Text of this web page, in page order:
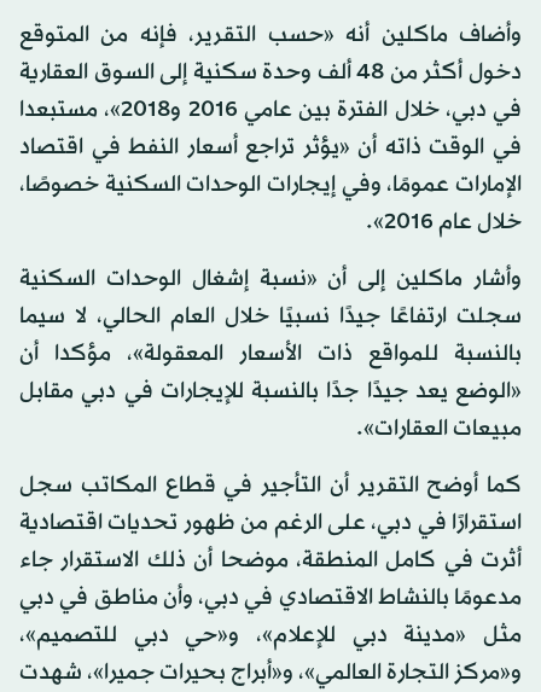
وأضاف ماكلين أنه «حسب التقرير، فإنه من المتوقع
دخول أكثر من 48 ألف وحدة سكنية إلى السوق العقارية
في دبي، خلال الفترة بين عامي 2016 و2018»، مستبعدا
في الوقت ذاته أن «يؤثر تراجع أسعار النفط في اقتصاد
الإمارات عمومًا، وفي إيجارات الوحدات السكنية خصوصًا،
خلال عام 2016».
وأشار ماكلين إلى أن «نسبة إشغال الوحدات السكنية
سجلت ارتفاعًا جيدًا نسبيًا خلال العام الحالي، لا سيما
بالنسبة للمواقع ذات الأسعار المعقولة»، مؤكدا أن
«الوضع يعد جيدًا جدًا بالنسبة للإيجارات في دبي مقابل
مبيعات العقارات».
كما أوضح التقرير أن التأجير في قطاع المكاتب سجل
استقرارًا في دبي، على الرغم من ظهور تحديات اقتصادية
أثرت في كامل المنطقة، موضحا أن ذلك الاستقرار جاء
مدعومًا بالنشاط الاقتصادي في دبي، وأن مناطق في دبي
مثل «مدينة دبي للإعلام»، و«حي دبي للتصميم»،
و«مركز التجارة العالمي»، و«أبراج بحيرات جميرا»، شهدت